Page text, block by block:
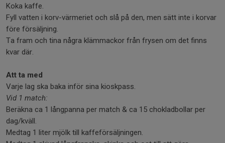
Koka kaffe.
Fyll vatten i korv-värmeriet och slå på den, men sätt inte i korvar
före försäljning.
Ta fram och tina några klämmackor från frysen om det finns
kvar där.
Att ta med
Varje lag ska baka inför sina kioskpass.
Vid 1 match:
Beräkna ca 1 långpanna per match & ca 15 chokladbollar per
dag/kväll.
Medtag 1 liter mjölk till kaffeförsäljningen.